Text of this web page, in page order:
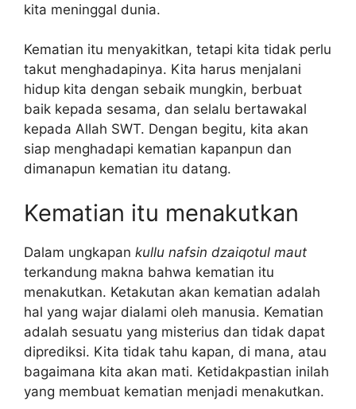
kita meninggal dunia.
Kematian itu menyakitkan, tetapi kita tidak perlu
takut menghadapinya. Kita harus menjalani
hidup kita dengan sebaik mungkin, berbuat
baik kepada sesama, dan selalu bertawakal
kepada Allah SWT. Dengan begitu, kita akan
siap menghadapi kematian kapanpun dan
dimanapun kematian itu datang.
Kematian itu menakutkan
Dalam ungkapan kullu nafsin dzaiqotul maut
terkandung makna bahwa kematian itu
menakutkan. Ketakutan akan kematian adalah
hal yang wajar dialami oleh manusia. Kematian
adalah sesuatu yang misterius dan tidak dapat
diprediksi. Kita tidak tahu kapan, di mana, atau
bagaimana kita akan mati. Ketidakpastian inilah
yang membuat kematian menjadi menakutkan.